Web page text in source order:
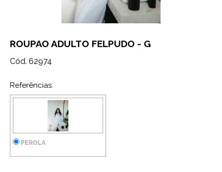
ROUPAO ADULTO FELPUDO - G
Cód. 62974
Referências:
PEROLA